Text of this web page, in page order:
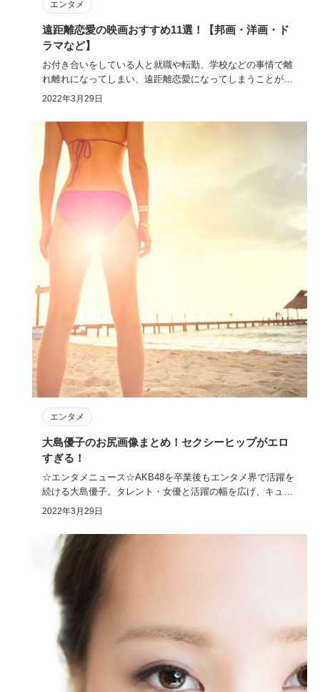
エンタメ
遠距離恋愛の映画おすすめ11選！【邦画・洋画・ド
ラマなど】
お付き合いをしている人と就職や転勤、学校などの事情で離
れ離れになってしまい、遠距離恋愛になってしまうことがあ
ります。会いた…
2022年3月29日
エンタメ
大島優子のお尻画像まとめ！セクシーヒップがエロ
すぎる！
☆エンタメニュース☆AKB48を卒業後もエンタメ界で活躍を
続ける大島優子。タレント・女優と活躍の幅を広げ、キュー
トな笑顔と…
2022年3月29日